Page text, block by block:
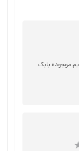
موجوده بابک